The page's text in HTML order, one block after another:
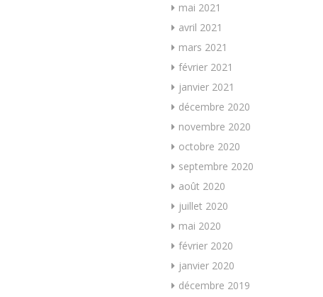
mai 2021
avril 2021
mars 2021
février 2021
janvier 2021
décembre 2020
novembre 2020
octobre 2020
septembre 2020
août 2020
juillet 2020
mai 2020
février 2020
janvier 2020
décembre 2019